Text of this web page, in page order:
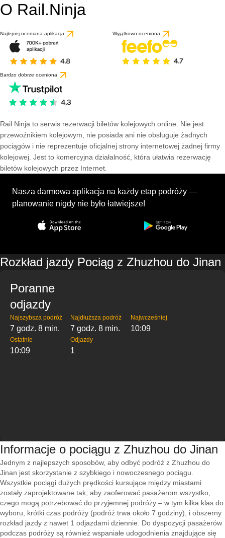
O Rail.Ninja
Najlepiej oceniana aplikacja Wyjątkowo oceniona
Bardzo dobrze oceniona
Rail Ninja to serwis rezerwacji biletów kolejowych online. Nie jest
przewoźnikiem kolejowym, nie posiada ani nie obsługuje żadnych
pociągów i nie reprezentuje oficjalnej strony internetowej żadnej firmy
kolejowej. Jest to komercyjna działalność, która ułatwia rezerwację
biletów kolejowych przez Internet.
Nasza darmowa aplikacja na każdy etap podróży —
planowanie nigdy nie było łatwiejsze!
Rozkład jazdy Pociąg z Zhuzhou do Jinan
Poranne
odjazdy
Najszybsza podróż
7 godz. 8 min.
Najdłuższa podróż
7 godz. 8 min.
Najwcześniej
10:09
Ostatnie
10:09
Odjazdy
1
Informacje o pociągu z Zhuzhou do Jinan
Jednym z najlepszych sposobów, aby odbyć podróż z Zhuzhou do
Jinan jest skorzystanie z szybkiego i nowoczesnego pociągu.
Wszystkie pociągi dużych prędkości kursujące między miastami
zostały zaprojektowane tak, aby zaoferować pasażerom wszystko,
czego mogą potrzebować do przyjemnej podróży – w tym kilka klas do
wyboru, krótki czas podróży (podróż trwa około 7 godziny), i obszerny
rozkład jazdy z nawet 1 odjazdami dziennie. Do dyspozycji pasażerów
podczas podróży są również wspaniałe udogodnienia znajdujące się